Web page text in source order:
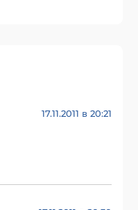
17.11.2011 в 20:21